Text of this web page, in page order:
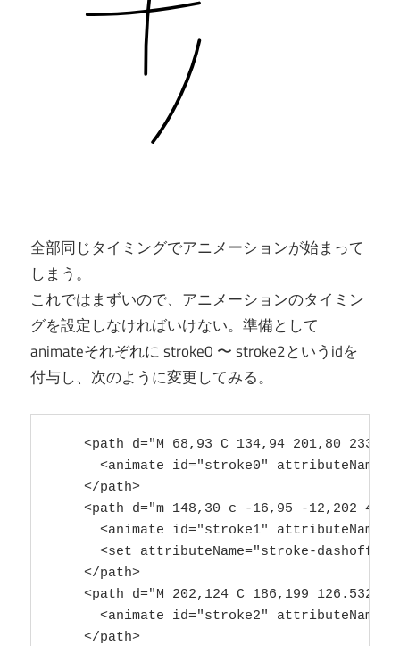
全部同じタイミングでアニメーションが始まって
しまう。
これではまずいので、アニメーションのタイミン
グを設定しなければいけない。準備として
animateそれぞれに stroke0 〜 stroke2というidを
付与し、次のように変更してみる。
<path d="M 68,93 C 134,94 201,80
<animate id="stroke0"
    </path>
<path d="m 148,30 c -16,95 -12,202
<animate id="stroke1"
<set attributeName="stroke-
    </path>
<path d="M 202,124 C 186,199
<animate id="stroke2"
    </path>